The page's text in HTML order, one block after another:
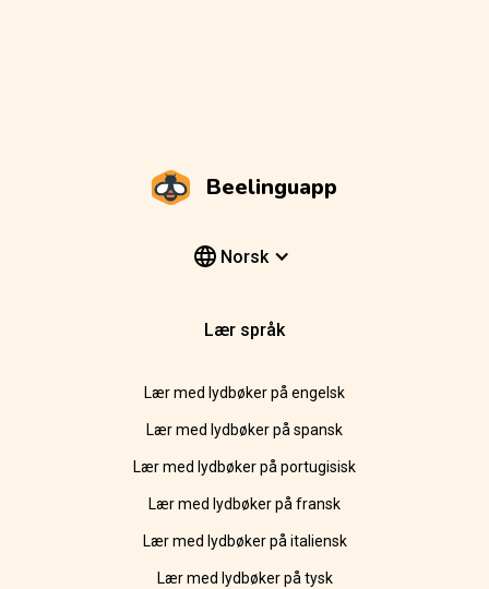
Beelinguapp
Norsk
Lær språk
Lær med lydbøker på engelsk
Lær med lydbøker på spansk
Lær med lydbøker på portugisisk
Lær med lydbøker på fransk
Lær med lydbøker på italiensk
Lær med lydbøker på tysk